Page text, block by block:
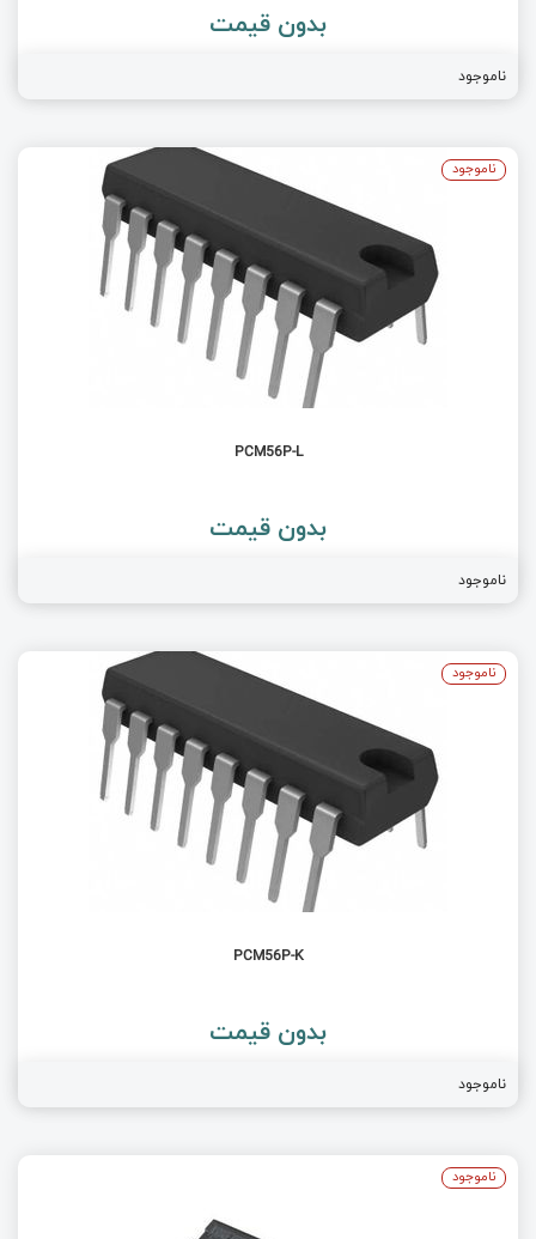
بدون قیمت
ناموجود
PCM56P-L
بدون قیمت
ناموجود
ناموجود
PCM56P-K
بدون قیمت
ناموجود
ناموجود
ناموجود